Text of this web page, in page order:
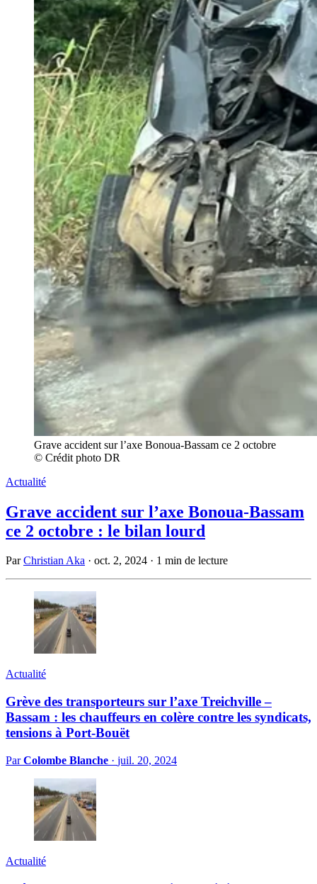
Grave accident sur l’axe Bonoua-Bassam ce 2 octobre
© Crédit photo DR
Actualité
Grave accident sur l’axe Bonoua-Bassam
ce 2 octobre : le bilan lourd
ParChristian Aka · oct. 2, 2024 · 1 min de lecture
Actualité
Grève des transporteurs sur l’axe Treichville –
Bassam : les chauffeurs en colère contre les syndicats,
tensions à Port-Bouët
ParColombe Blanche · juil. 20, 2024
Actualité